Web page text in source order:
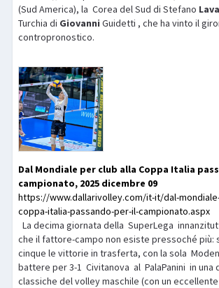
(Sud America), la Corea del Sud di Stefano
Turchia di Giovanni Guidetti , che ha vinto il
contropronostico.
Dal Mondiale per club alla Coppa Italia
campionato, 2025 dicembre 09
https://www.dallarivolley.com/it-it/dal-
coppa-italia-passando-per-il-campionato.aspx
La decima giornata della SuperLega
che il fattore-campo non esiste pressoché più:
cinque le vittorie in trasferta, con la sola
battere per 3-1 Civitanova al PalaPanini in una
classiche del volley maschile (con un